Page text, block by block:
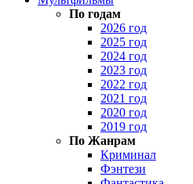
По годам
2026 год
2025 год
2024 год
2023 год
2022 год
2021 год
2020 год
2019 год
По Жанрам
Криминал
Фэнтези